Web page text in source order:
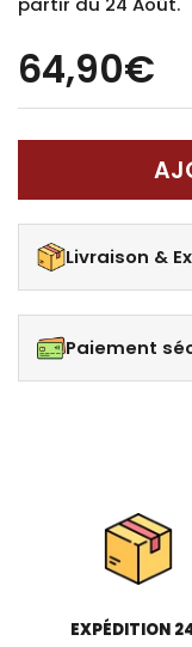
64,90€
Livraison &
Paiement
EXPÉDITION